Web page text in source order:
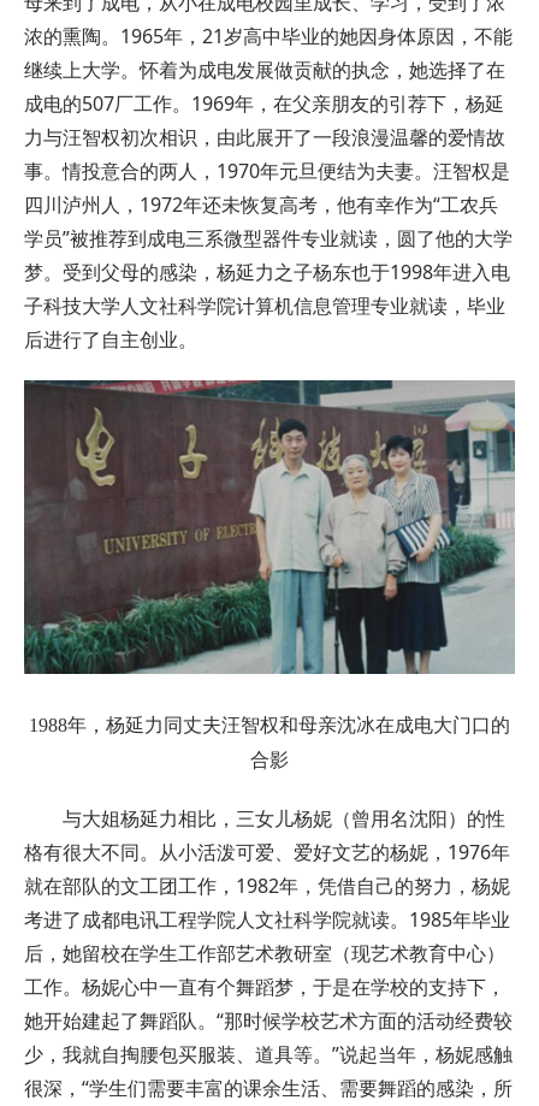
浓的熏陶。1965年，21岁高中毕业的她因身体原因，不能
继续上大学。怀着为成电发展做贡献的执念，她选择了在
成电的507厂工作。1969年，在父亲朋友的引荐下，杨延
力与汪智权初次相识，由此展开了一段浪漫温馨的爱情故
事。情投意合的两人，1970年元旦便结为夫妻。汪智权是
四川泸州人，1972年还未恢复高考，他有幸作为“工农兵
学员”被推荐到成电三系微型器件专业就读，圆了他的大学
梦。受到父母的感染，杨延力之子杨东也于1998年进入电
子科技大学人文社科学院计算机信息管理专业就读，毕业
后进行了自主创业。
1988年，杨延力同丈夫汪智权和母亲沈冰在成电大门口的
合影
与大姐杨延力相比，三女儿杨妮（曾用名沈阳）的性
格有很大不同。从小活泼可爱、爱好文艺的杨妮，1976年
就在部队的文工团工作，1982年，凭借自己的努力，杨妮
考进了成都电讯工程学院人文社科学院就读。1985年毕业
后，她留校在学生工作部艺术教研室（现艺术教育中心）
工作。杨妮心中一直有个舞蹈梦，于是在学校的支持下，
她开始建起了舞蹈队。“那时候学校艺术方面的活动经费较
少，我就自掏腰包买服装、道具等。”说起当年，杨妮感触
很深，“学生们需要丰富的课余生活、需要舞蹈的感染，所